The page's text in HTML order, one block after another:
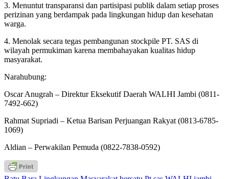
3. Menuntut transparansi dan partisipasi publik dalam setiap proses
perizinan yang berdampak pada lingkungan hidup dan kesehatan
warga.
4. Menolak secara tegas pembangunan stockpile PT. SAS di
wilayah permukiman karena membahayakan kualitas hidup
masyarakat.
Narahubung:
Oscar Anugrah – Direktur Eksekutif Daerah WALHI Jambi (0811-
7492-662)
Rahmat Supriadi – Ketua Barisan Perjuangan Rakyat (0813-6785-
1069)
Aldian – Perwakilan Pemuda (0822-7838-0592)